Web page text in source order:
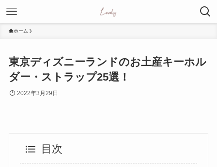
ホーム
東京ディズニーランドのお土産キーホル
ダー・ストラップ25選！
2022年3月29日
目次